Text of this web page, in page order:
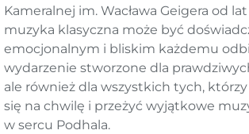
Kameralnej im. Wacława Geigera od
muzyka klasyczna może być
emocjonalnym i bliskim każdemu
wydarzenie stworzone dla
ale również dla wszystkich tych,
się na chwilę i przeżyć wyjątkowe
w sercu Podhala.